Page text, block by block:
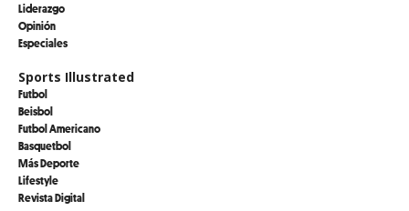
Liderazgo
Opinión
Especiales
Sports Illustrated
Futbol
Beisbol
Futbol Americano
Basquetbol
Más Deporte
Lifestyle
Revista Digital